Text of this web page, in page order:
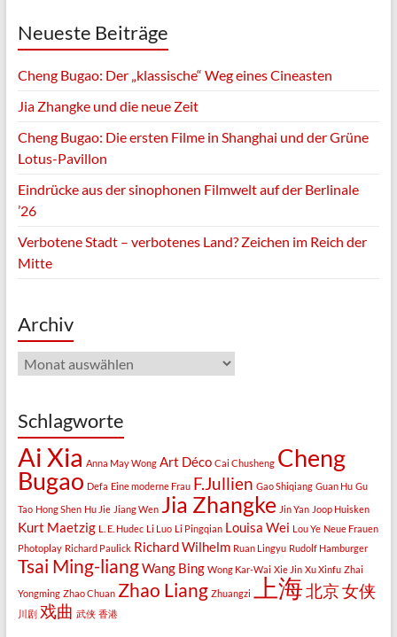
Neueste Beiträge
Cheng Bugao: Der „klassische“ Weg eines Cineasten
Jia Zhangke und die neue Zeit
Cheng Bugao: Die ersten Filme in Shanghai und der Grüne
Lotus-Pavillon
Eindrücke aus der sinophonen Filmwelt auf der Berlinale
’26
Verbotene Stadt – verbotenes Land? Zeichen im Reich der
Mitte
Archiv
Archiv
Schlagworte
Ai Xia Anna May Wong Art Déco Cai Chusheng Cheng
Bugao Defa Eine moderne Frau F.Jullien Gao Shiqiang Guan Hu Gu
Tao Hong Shen Hu Jie Jiang Wen Jia Zhangke Jin Yan Joop Huisken
Kurt Maetzig L. E. Hudec Li Luo Li Pingqian Louisa Wei Lou Ye Neue Frauen
Photoplay Richard Paulick Richard Wilhelm Ruan Lingyu Rudolf Hamburger
Tsai Ming-liangWang Bing Wong Kar-Wai Xie Jin Xu Xinfu Zhai
Yongming Zhao Chuan Zhao Liang Zhuangzi 上海北京女侠
川剧 戏曲 武侠 香港